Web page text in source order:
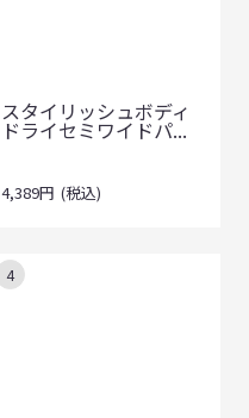
スタイリッシュボディ
ドライセミワイドパ...
4,389円 (税込)
4